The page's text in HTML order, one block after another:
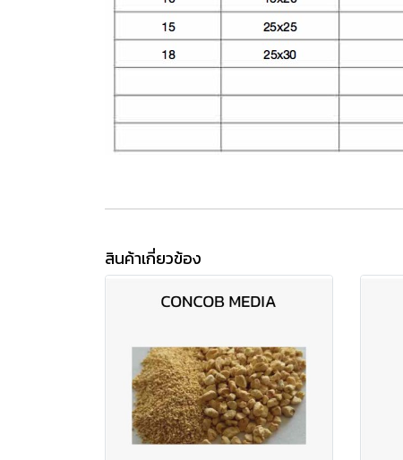
สินค้าเกี่ยวข้อง